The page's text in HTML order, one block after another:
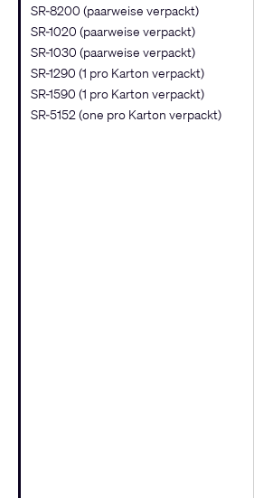
SR-8200 (paarweise verpackt)
SR-1020 (paarweise verpackt)
SR-1030 (paarweise verpackt)
SR-1290 (1 pro Karton verpackt)
SR-1590 (1 pro Karton verpackt)
SR-5152 (one pro Karton verpackt)